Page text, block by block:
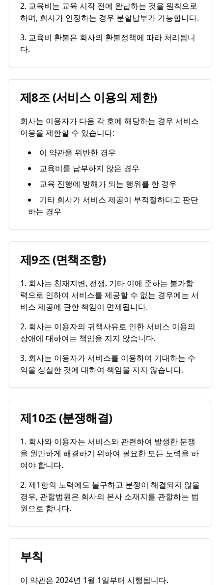
2. 교육비는 교육 시작 전에 완납하는 것을 원칙으로
하며, 회사가 인정하는 경우 분할납부가 가능합니다.
3. 교육비 환불은 회사의 환불정책에 따라 처리됩니
다.
제8조 (서비스 이용의 제한)
회사는 이용자가 다음 각 호에 해당하는 경우 서비스
이용을 제한할 수 있습니다:
이 약관을 위반한 경우
교육비를 납부하지 않은 경우
교육 진행에 방해가 되는 행위를 한 경우
기타 회사가 서비스 제공이 부적절하다고 판단
하는 경우
제9조 (면책조항)
1. 회사는 천재지변, 전쟁, 기타 이에 준하는 불가항
력으로 인하여 서비스를 제공할 수 없는 경우에는 서
비스 제공에 관한 책임이 면제됩니다.
2. 회사는 이용자의 귀책사유로 인한 서비스 이용의
장애에 대하여는 책임을 지지 않습니다.
3. 회사는 이용자가 서비스를 이용하여 기대하는 수
익을 상실한 것에 대하여 책임을 지지 않습니다.
제10조 (분쟁해결)
1. 회사와 이용자는 서비스와 관련하여 발생한 분쟁
을 원만하게 해결하기 위하여 필요한 모든 노력을 하
여야 합니다.
2. 제1항의 노력에도 불구하고 분쟁이 해결되지 않을
경우, 관할법원은 회사의 본사 소재지를 관할하는 법
원으로 합니다.
부칙
이 약관은 2024년 1월 1일부터 시행됩니다.